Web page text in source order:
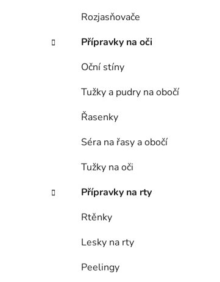
Rozjasňovače
Přípravky na oči
Oční stíny
Tužky a pudry na obočí
Řasenky
Séra na řasy a obočí
Tužky na oči
Přípravky na rty
Rtěnky
Lesky na rty
Peelingy